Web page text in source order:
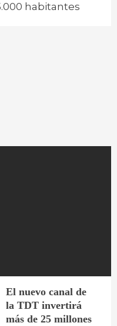
habitantes
El nuevo canal de
la TDT invertirá
más de 25 millones